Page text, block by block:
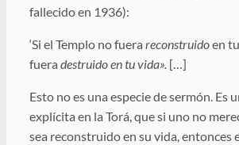
fallecido en 1936):
‘Si el Templo no fuera reconstruidoen
fuera destruido en tu vida». […]
Esto no es una especie de sermón. Es
explícita en la Torá, que si uno no
sea reconstruido en su vida, entonces